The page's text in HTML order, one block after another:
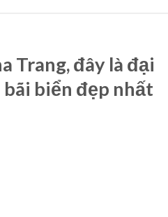
Trang, đây là đại
biển đẹp nhất